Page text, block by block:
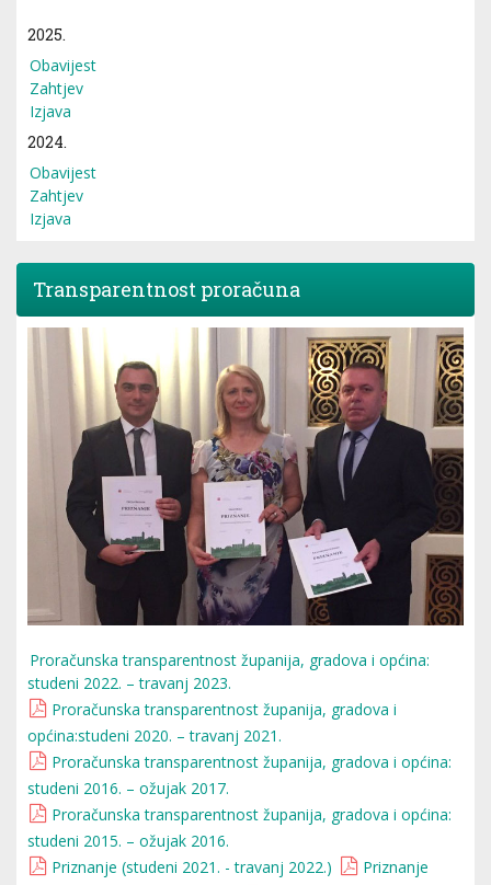
2025.
Obavijest
Zahtjev
Izjava
2024.
Obavijest
Zahtjev
Izjava
Transparentnost proračuna
Proračunska transparentnost županija, gradova i općina:
studeni 2022. – travanj 2023.
Proračunska transparentnost županija, gradova i
općina:studeni 2020. – travanj 2021.
Proračunska transparentnost županija, gradova i općina:
studeni 2016. – ožujak 2017.
Proračunska transparentnost županija, gradova i općina:
studeni 2015. – ožujak 2016.
Priznanje (studeni 2021. - travanj 2022.)
Priznanje